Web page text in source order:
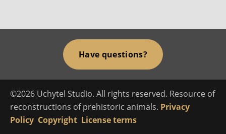
Have questions?
©2026 Uchytel Studio. All rights reserved. Resource of
reconstructions of prehistoric animals. Privacy
Policy Copyright License terms